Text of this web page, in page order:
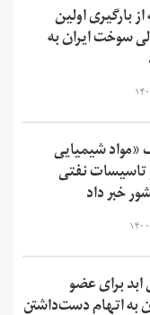
بارگیری اولین
سوخت ایران به
«مواد شیمیایی
نفتی
خبر داد
برای عضو
به اتهام دست‌داشتن